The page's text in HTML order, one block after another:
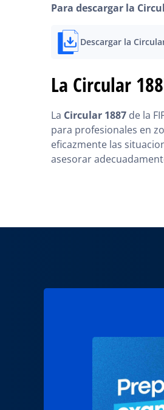
Para descargar la
Descargar la
La Circular
La Circular 1887 de la
para profesionales en
eficazmente las
asesorar